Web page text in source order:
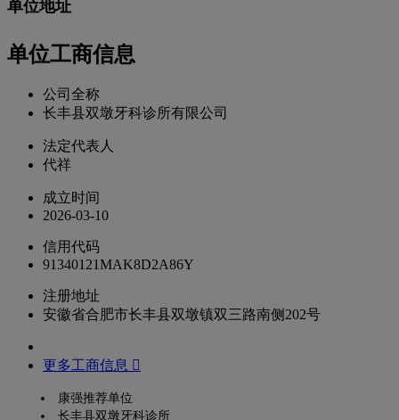
单位地址
单位工商信息
公司全称
长丰县双墩牙科诊所有限公司
法定代表人
代祥
成立时间
2026-03-10
信用代码
91340121MAK8D2A86Y
注册地址
安徽省合肥市长丰县双墩镇双三路南侧202号
更多工商信息 
康强推荐单位
长丰县双墩牙科诊所